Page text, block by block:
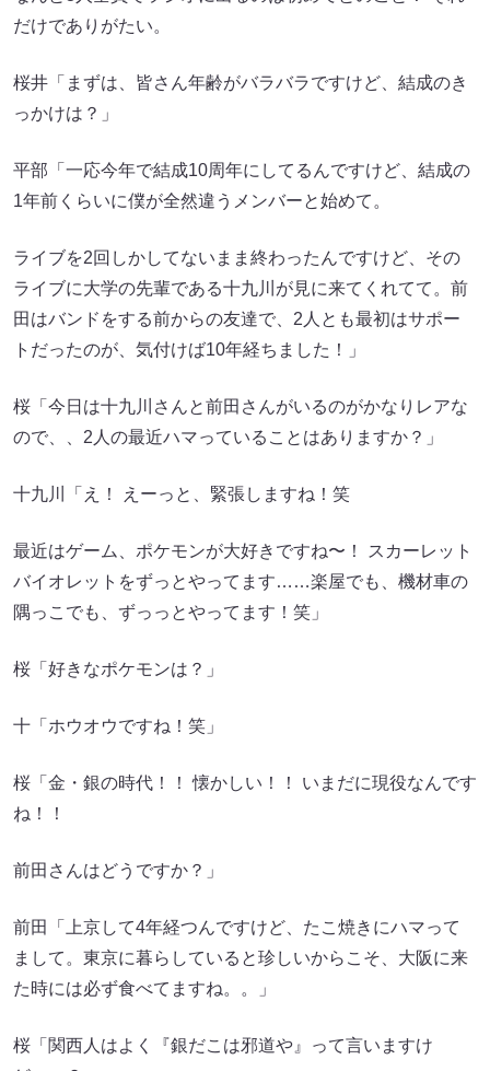
だけでありがたい。
桜井「まずは、皆さん年齢がバラバラですけど、結成のき
っかけは？」
平部「一応今年で結成10周年にしてるんですけど、結成の
1年前くらいに僕が全然違うメンバーと始めて。
ライブを2回しかしてないまま終わったんですけど、その
ライブに大学の先輩である十九川が見に来てくれてて。前
田はバンドをする前からの友達で、2人とも最初はサポー
トだったのが、気付けば10年経ちました！」
桜「今日は十九川さんと前田さんがいるのがかなりレアな
ので、、2人の最近ハマっていることはありますか？」
十九川「え！ えーっと、緊張しますね！笑
最近はゲーム、ポケモンが大好きですね〜！ スカーレット
バイオレットをずっとやってます……楽屋でも、機材車の
隅っこでも、ずっっとやってます！笑」
桜「好きなポケモンは？」
十「ホウオウですね！笑」
桜「金・銀の時代！！ 懐かしい！！ いまだに現役なんです
ね！！
前田さんはどうですか？」
前田「上京して4年経つんですけど、たこ焼きにハマって
まして。東京に暮らしていると珍しいからこそ、大阪に来
た時には必ず食べてますね。。」
桜「関西人はよく『銀だこは邪道や』って言いますけ